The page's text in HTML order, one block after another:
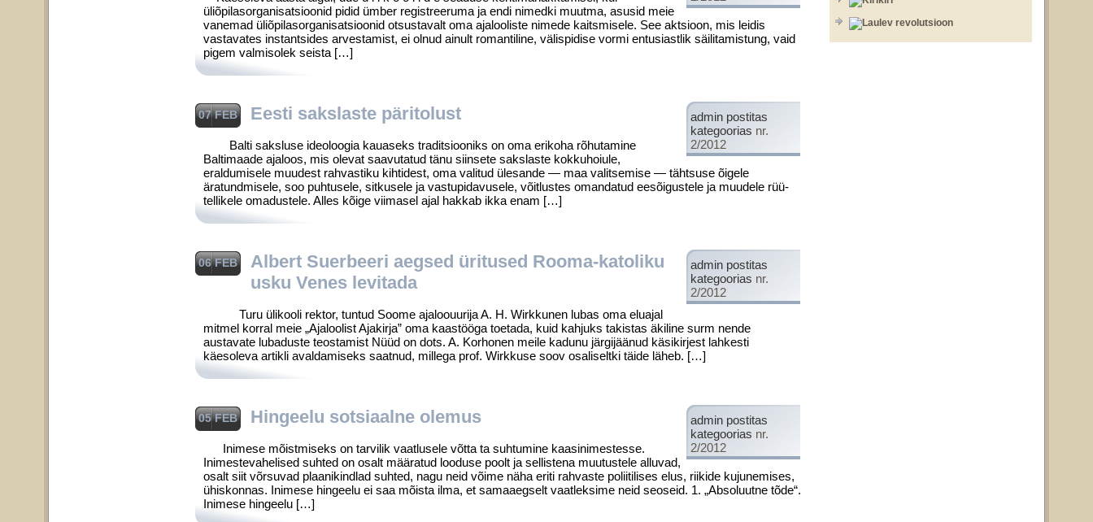
üliõpilasorganisatsioonid pidid ümber registreeruma ja endi nimedki muutma, asusid meie
vanemad üliõpilasorganisatsioonid otsustavalt oma ajalooliste nimede kaitsmisele. See aktsioon, mis leidis
vastavates instantsides arvestamist, ei olnud ainult romantiline, välispidise vormi entusiastlik säilitamistung, vaid
pigem valmisolek seista […]
admin postitas
kategoorias nr.
2/2012
07 FEB Eesti sakslaste päritolust
Balti saksluse ideoloogia kauaseks traditsiooniks on oma erikoha rõhutamine
Baltimaade ajaloos, mis olevat saavutatud tänu siinsete sakslaste kokkuhoiule,
eraldumisele muudest rahvastiku kihtidest, oma valitud ülesande — maa valitsemise — tähtsuse õigele
äratundmisele, soo puhtusele, sitkusele ja vastu­pidavusele, võitlustes omandatud eesõigustele ja muudele rüü­
tellikele omadustele. Alles kõige viimasel ajal hakkab ikka enam […]
admin postitas
kategoorias nr.
2/2012
06 FEB
Albert Suerbeeri aegsed üritused Rooma-katoliku
usku Venes levitada
Turu ülikooli rektor, tuntud Soome ajaloouurija A. H. Wirkkunen lubas oma eluajal
mitmel korral meie „Ajaloolist Ajakirja” oma kaastööga toetada, kuid kahjuks takistas äkiline surm nende
austavate lubaduste teostamist Nüüd on dots. A. Korhonen meile kadunu järgijäänud käsikirjest lahkesti
käesoleva artikli avaldamiseks saatnud, millega prof. Wirkkuse soov osaliseltki täide läheb. […]
admin postitas
kategoorias nr.
2/2012
05 FEB Hingeelu sotsiaalne olemus
Inimese mõistmiseks on tarvilik vaatlusele võtta ta suhtumine kaasinimestesse.
Inimestevahelised suhted on osalt määratud looduse poolt ja sellistena muutu­stele alluvad,
osalt siit võrsuvad plaanikindlad suhted, nagu neid võime näha eriti rahvaste poliitilises elus, riikide kujunemises,
ühiskonnas. Inimese hingeelu ei saa mõista ilma, et samaaegselt vaatleksime neid seo­seid. 1. „Absoluutne tõde“.
Inimese hingeelu […]